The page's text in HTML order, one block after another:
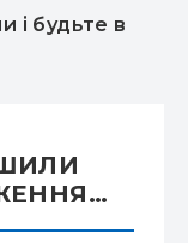
і будьте в